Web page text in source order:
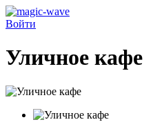
Войти
Уличное кафе